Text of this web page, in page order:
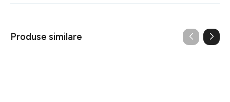
Produse similare